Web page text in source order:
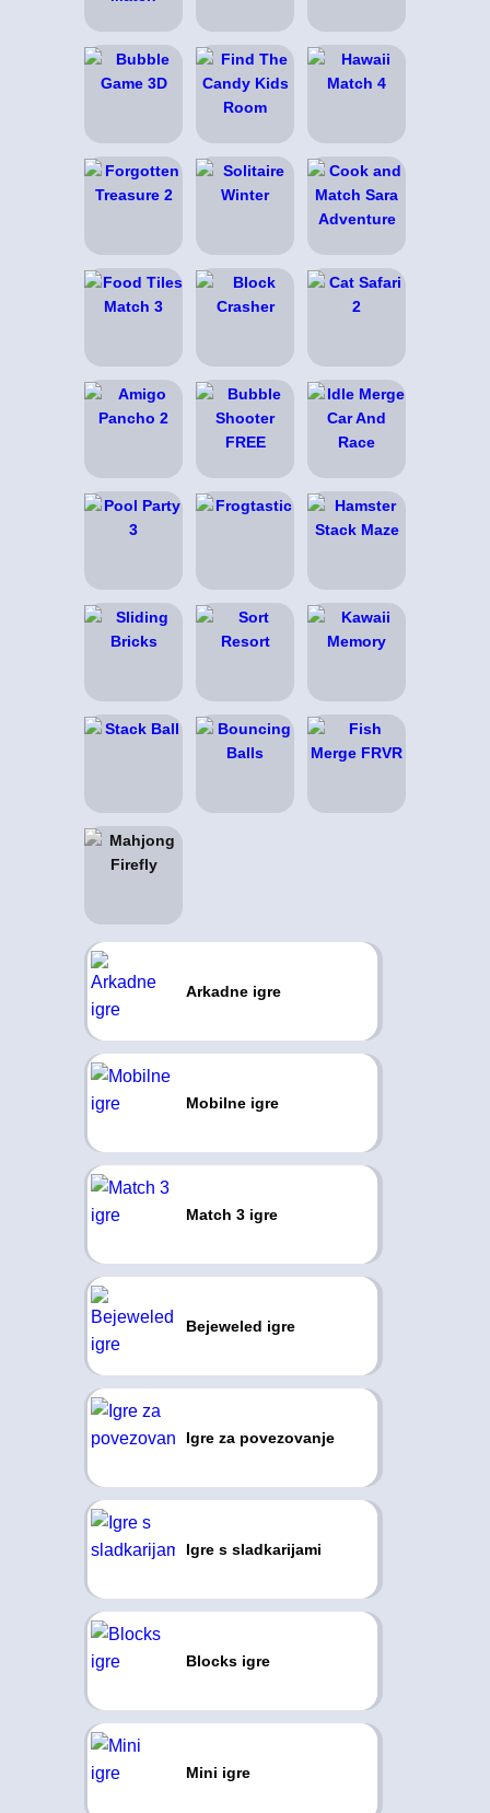
Arkadne igre
Mobilne igre
Match 3 igre
Bejeweled igre
Igre za povezovanje
Igre s sladkarijami
Blocks igre
Mini igre